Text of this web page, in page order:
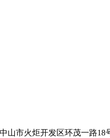
山市火炬开发区环茂一路